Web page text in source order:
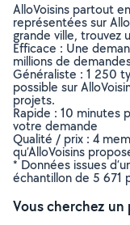
AlloVoisins partout
représentées sur
grande ville, trouvez
Efficace : Une
millions de
Généraliste : 1 250
possible sur
projets.
Rapide : 10 minutes
votre demande
Qualité / prix : 4
qu’AlloVoisins
* Données issues
échantillon de 5 671
Vous cherchez